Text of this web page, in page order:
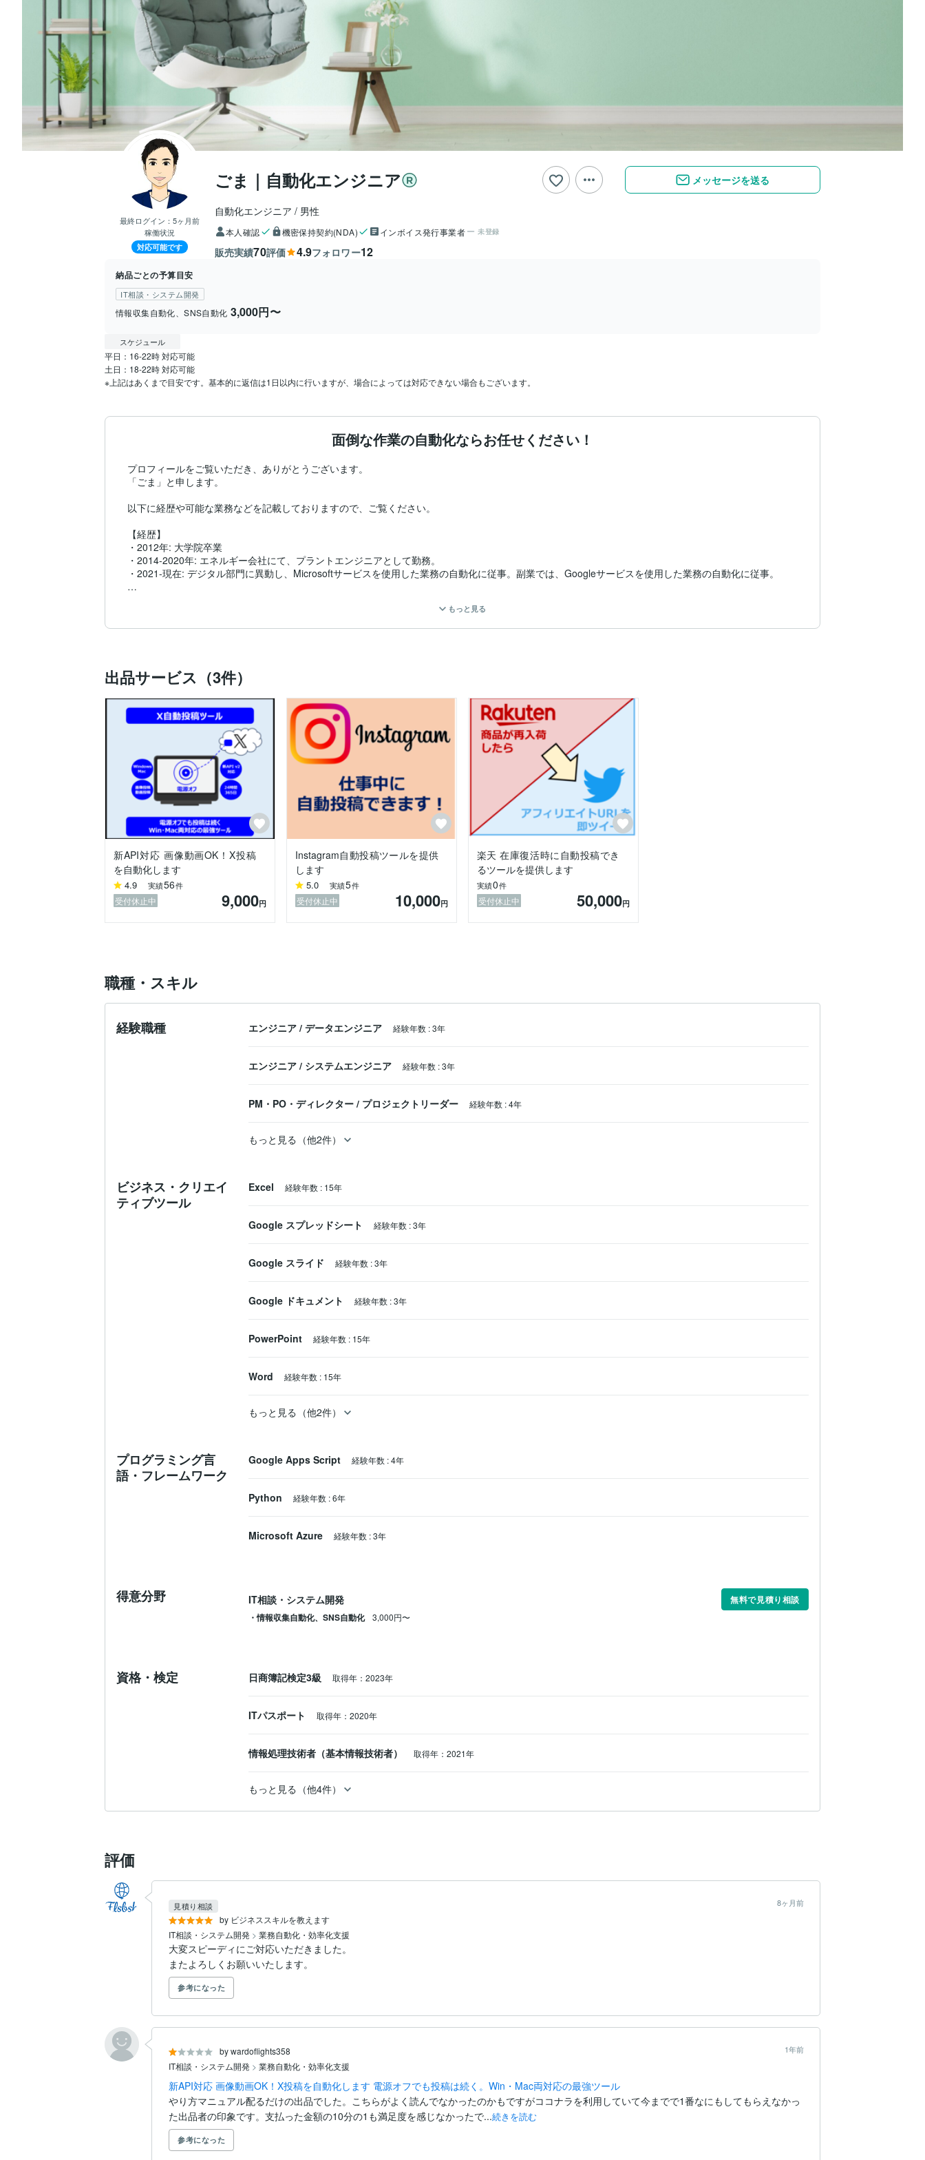
最終ログイン： 5ヶ月前
稼働状況
対応可能です
ごま｜自動化エンジニア
自動化エンジニア 男性
本人確認 機密保持契約(NDA) インボイス発行事業者 未登録
販売実績70評価 4.9フォロワー12
メッセージを送る
納品ごとの予算目安
IT相談・システム開発
情報収集自動化、SNS自動化 3,000円〜
スケジュール
平日：16-22時 対応可能
土日：18-22時 対応可能
※上記はあくまで目安です。基本的に返信は1日以内に行いますが、場合によっては対応できない場合もございます。
面倒な作業の自動化ならお任せください！
プロフィールをご覧いただき、ありがとうございます。
「ごま」と申します。
以下に経歴や可能な業務などを記載しておりますので、ご覧ください。
【経歴】
・2012年: 大学院卒業
・2014-2020年: エネルギー会社にて、プラントエンジニアとして勤務。
・2021-現在: デジタル部門に異動し、Microsoftサービスを使用した業務の自動化に従事。副業では、Googleサービスを使用した業務の自動化に従事。
・X(旧Twitter)の自動化プログラムの作成　【販売実績約50件、評価☆5.0】
・楽天市場に関するデータ収集の自動化
・LINE Botの作成
＜本業での経験あり＞
・Web APIを用いたプログラムの作成
・Excelを用いた作業の自動化
・AzureやPower Platformを用いたアプリケーション開発
・Power BIを用いたデータの可視化
【スキル】
・Python
・GAS
・VBA
・Microsoft Azure
・Microsoft 365
・Microsoft Power Platform
・Microsoft Fabric
Microsoft資格（AZ-900, DP-900, SC-900, PL-900）
統計検定2級
日本ディープラーニング協会E資格
簿記3級
FP技能士3級
納期を守ることはもちろん、丁寧なコミュニケーションを心がけております。
ご連絡いただければ、すぐに対応できる態勢を整えております。どうぞよろしくお願いします。
もっと見る
出品サービス（3件）
新API対応 画像動画OK！X投稿
を自動化します
4.9 実績56件
受付休止中 9,000円
Instagram自動投稿ツールを提供
します
5.0 実績5件
受付休止中 10,000円
楽天 在庫復活時に自動投稿でき
るツールを提供します
実績0件
受付休止中 50,000円
職種・スキル
経験職種 エンジニア / データエンジニア 経験年数 :3年
エンジニア / システムエンジニア 経験年数 :3年
PM・PO・ディレクター / プロジェクトリーダー 経験年数 :4年
もっと見る（他2件）
ビジネス・クリエイ
ティブツール
Excel 経験年数 : 15年
Google スプレッドシート 経験年数 :3年
Google スライド 経験年数 :3年
Google ドキュメント 経験年数 :3年
PowerPoint 経験年数 : 15年
Word 経験年数 : 15年
もっと見る（他2件）
プログラミング言
語・フレームワーク
Google Apps Script 経験年数 :4年
Python 経験年数 :6年
Microsoft Azure 経験年数 :3年
得意分野 IT相談・システム開発
無料で見積り相談
・情報収集自動化、SNS自動化
3,000円〜
資格・検定 日商簿記検定3級 取得年：2023年
ITパスポート 取得年：2020年
情報処理技術者（基本情報技術者） 取得年：2021年
もっと見る（他4件）
評価
by ビジネススキルを教えます
8ヶ月前
見積り相談
IT相談・システム開発 > 業務自動化・効率化支援
大変スピーディにご対応いただきました。
またよろしくお願いいたします。
参考になった
by wardoflights358 1年前
IT相談・システム開発 > 業務自動化・効率化支援
新API対応 画像動画OK！X投稿を自動化します 電源オフでも投稿は続く。Win・Mac両対応の最強ツール
やり方マニュアル配るだけの出品でした。こちらがよく読んでなかったのかもですがココナラを利用していて今までで1番なにもしてもらえなかっ
た出品者の印象です。支払った金額の10分の1も満足度を感じなかったで...続きを読む
参考になった